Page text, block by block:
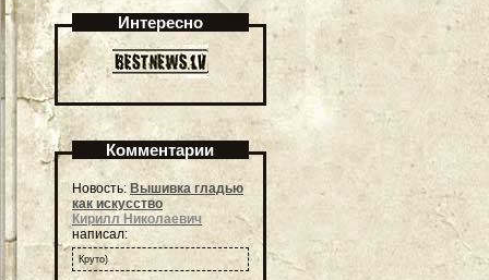
Интересно
Комментарии
Новость: Вышивка гладью
как искусство
Кирилл Николаевич
написал:
Круто)